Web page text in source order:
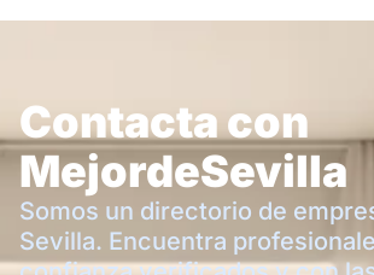
Contacta con
MejordeSevilla
Somos un directorio de
Sevilla. Encuentra